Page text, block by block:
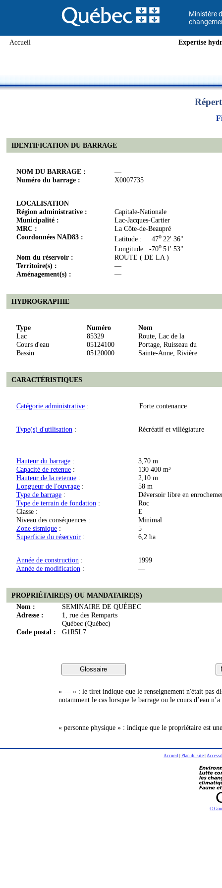
Ministère
Accueil Expertise
IDENTIFICATION DU BARRAGE
NOM DU BARRAGE :
—
Numéro du barrage :
X0007735
LOCALISATION
Région administrative :
Capitale-Nationale
Municipalité :
Lac-Jacques-Cartier
MRC :
La Côte-de-Beaupré
Coordonnées NAD83 :
Latitude : 47o 22' 36"
Longitude : -70o 51' 53"
Nom du réservoir :
ROUTE ( DE LA )
Territoire(s) :
—
Aménagement(s) :
—
HYDROGRAPHIE
Type Numéro
Nom
Lac
85329
Route, Lac de la
Cours d'eau
05124100
Portage, Ruisseau du
Bassin
05120000 Sainte-Anne, Rivière
CARACTÉRISTIQUES
Catégorie administrative : Forte contenance
Type(s) d'utilisation : Récréatif et villégiature
Hauteur du barrage :
3,70 m
Capacité de retenue :
130 400 m³
Hauteur de la retenue :
2,10 m
Longueur de l'ouvrage :
58 m
Type de barrage :
Déversoir libre en
Type de terrain de fondation :
Roc
Classe :
E
Niveau des conséquences :
Minimal
Zone sismique :
5
Superficie du réservoir : 6,2 ha
Année de construction :
1999
Année de modification : —
PROPRIÉTAIRE(S) OU MANDATAIRE(S)
Nom :
SEMINAIRE DE QUÉBEC
Adresse :
1, rue des Remparts
Québec (Québec)
Code postal :
G1R5L7
« — » : le tiret indique que le renseignement n'était pas
notamment le cas lorsque le barrage ou le cours d’eau
« personne physique » : indique que le propriétaire est
Accueil Plan du site
©